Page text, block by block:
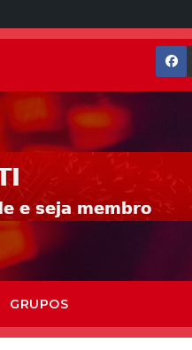
GRUPOS